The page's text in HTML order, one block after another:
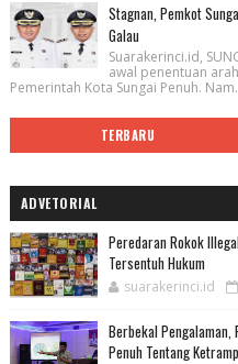
Stagnan, Pemkot
Galau
Suarakerinci.id,
awal penentuan
Pemerintah Kota Sungai Penuh.
TERBARU
ADVETORIAL
Peredaran Rokok
Tersentuh Hukum
suarakerinci.id
Berbekal
Penuh Tentang